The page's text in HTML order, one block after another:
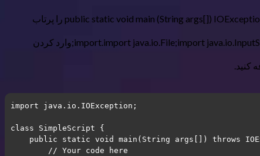
فایل را در یک ویرایشگر متن یا IDE باز کنید و کد پایه زیر را در application.import java.io.IOException کپی کنید. class SimpleScript { public static void main (String args[]) IOException را پرتاب
این کلاس‌های جریان ورودی و خروجی اضافی را در بالای فایل وارد کنید، درست بعد از اولین عبارت import.import java.io.File;import java.io.InputStream;import java.io.OutputStream;وارد کردن
import java.io.IOException;
class SimpleScript
{
public
static void main (String args[]) throws
// Your code here